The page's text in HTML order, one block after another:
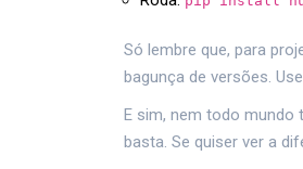
Só lembre que, para
bagunça de versões. Use
E sim, nem todo mundo
basta. Se quiser ver a